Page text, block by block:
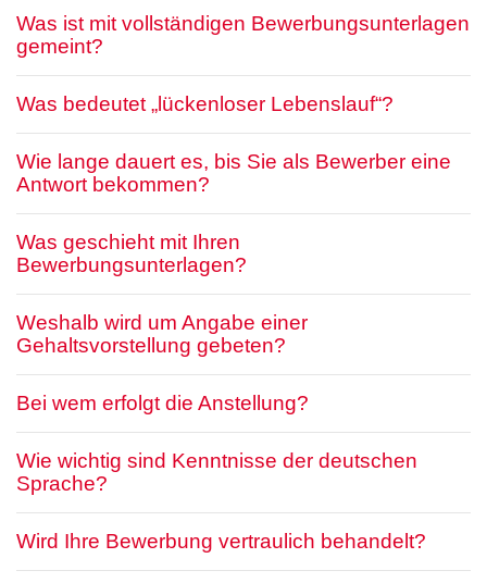
Was ist mit vollständigen Bewerbungsunterlagen
gemeint?
Was bedeutet „lückenloser Lebenslauf“?
Wie lange dauert es, bis Sie als Bewerber eine
Antwort bekommen?
Was geschieht mit Ihren
Bewerbungsunterlagen?
Weshalb wird um Angabe einer
Gehaltsvorstellung gebeten?
Bei wem erfolgt die Anstellung?
Wie wichtig sind Kenntnisse der deutschen
Sprache?
Wird Ihre Bewerbung vertraulich behandelt?